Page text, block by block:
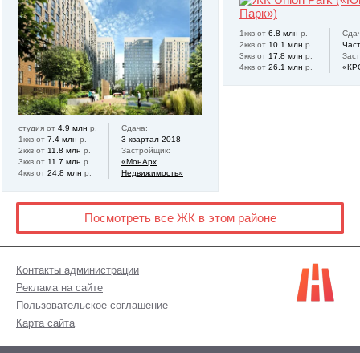
студия от 4.9 млн р.
1ккв от 7.4 млн р.
2ккв от 11.8 млн р.
3ккв от 11.7 млн р.
4ккв от 24.8 млн р.
Сдача:
3 квартал 2018
Застройщик:
«МонАрх
Недвижимость»
1ккв от 6.8 млн р.
2ккв от 10.1 млн р.
3ккв от 17.8 млн р.
4ккв от 26.1 млн р.
Посмотреть все ЖК в этом районе
Контакты администрации
Реклама на сайте
Пользовательское соглашение
Карта сайта